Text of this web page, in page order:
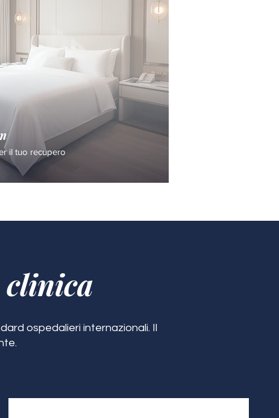
il tuo recupero
ospedalieri internazionali. Il